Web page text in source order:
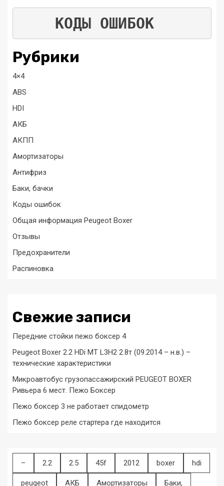
КОДЫ ОШИБОК
Рубрики
4×4
ABS
HDI
АКБ
АКПП
Амортизаторы
Антифриз
Баки, бачки
Коды ошибок
Общая информация Peugeot Boxer
Отзывы
Предохранители
Распиновка
Свежие записи
Передние стойки пежо боксер 4
Peugeot Boxer 2.2 HDi MT L3H2 2.8т (09.2014 – н.в.) –
технические характеристики
Микроавтобус грузопассажирский PEUGEOT BOXER
Ривьера 6 мест. Пежо Боксер
Пежо боксер 3 не работает спидометр
Пежо боксер реле стартера где находится
– 2.2 2.5 45f 2012 boxer hdi
peugeot АКБ Амортизаторы Баки,